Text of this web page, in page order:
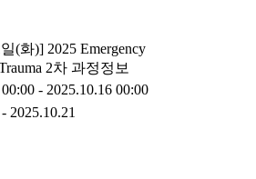
(화)] 2025 Emergency
2차 과정정보
- 2025.10.16 00:00
2025.10.21